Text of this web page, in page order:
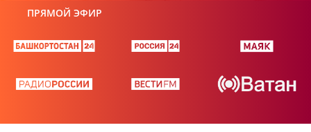
ПРЯМОЙ ЭФИР